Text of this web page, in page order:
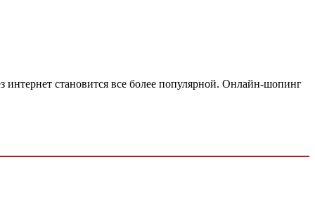
интернет становится все более популярной. Онлайн-шопинг